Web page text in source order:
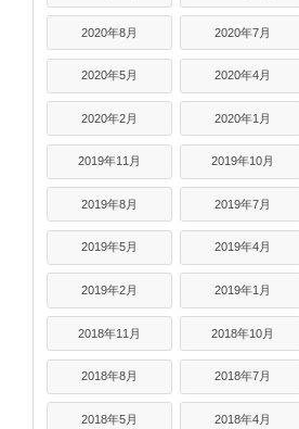
2020年8月 2020年7月
2020年5月 2020年4月
2020年2月 2020年1月
2019年11月 2019年10月
2019年8月 2019年7月
2019年5月 2019年4月
2019年2月 2019年1月
2018年11月 2018年10月
2018年8月 2018年7月
2018年5月 2018年4月